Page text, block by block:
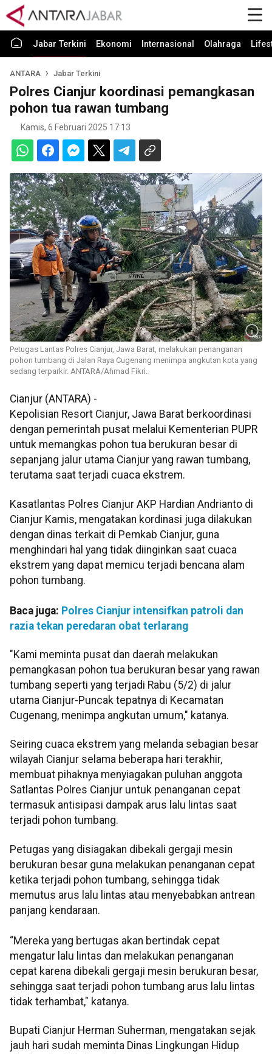
Jabar Terkini Ekonomi Internasional Olahraga
ANTARA Jabar Terkini
Polres Cianjur koordinasi pemangkasan
pohon tua rawan tumbang
Kamis, 6 Februari 2025 17:13
Petugas Lantas Polres Cianjur, Jawa Barat, melakukan penanganan
pohon tumbang di Jalan Raya Cugenang menimpa angkutan kota yang
sedang terparkir. ANTARA/Ahmad Fikri.
Cianjur (ANTARA) -
Kepolisian Resort Cianjur, Jawa Barat berkoordinasi
dengan pemerintah pusat melalui Kementerian PUPR
untuk memangkas pohon tua berukuran besar di
sepanjang jalur utama Cianjur yang rawan tumbang,
terutama saat terjadi cuaca ekstrem.
Kasatlantas Polres Cianjur AKP Hardian Andrianto di
Cianjur Kamis, mengatakan kordinasi juga dilakukan
dengan dinas terkait di Pemkab Cianjur, guna
menghindari hal yang tidak diinginkan saat cuaca
ekstrem yang dapat memicu terjadi bencana alam
pohon tumbang.
Baca juga: Polres Cianjur intensifkan patroli dan
razia tekan peredaran obat terlarang
"Kami meminta pusat dan daerah melakukan
pemangkasan pohon tua berukuran besar yang rawan
tumbang seperti yang terjadi Rabu (5/2) di jalur
utama Cianjur-Puncak tepatnya di Kecamatan
Cugenang, menimpa angkutan umum," katanya.
Seiring cuaca ekstrem yang melanda sebagian besar
wilayah Cianjur selama beberapa hari terakhir,
membuat pihaknya menyiagakan puluhan anggota
Satlantas Polres Cianjur untuk penanganan cepat
termasuk antisipasi dampak arus lalu lintas saat
terjadi pohon tumbang.
Petugas yang disiagakan dibekali gergaji mesin
berukuran besar guna melakukan penanganan cepat
ketika terjadi pohon tumbang, sehingga tidak
memutus arus lalu lintas atau menyebabkan antrean
panjang kendaraan.
“Mereka yang bertugas akan bertindak cepat
mengatur lalu lintas dan melakukan penanganan
cepat karena dibekali gergaji mesin berukuran besar,
sehingga saat terjadi pohon tumbang arus lalu lintas
tidak terhambat," katanya.
Bupati Cianjur Herman Suherman, mengatakan sejak
jauh hari sudah meminta Dinas Lingkungan Hidup